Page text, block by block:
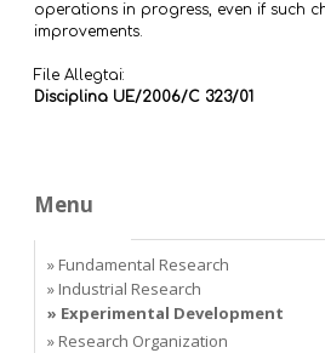
operations in progress, even if such
improvements.
File Allegtai:
Disciplina UE/2006/C 323/01
Menu
» Fundamental Research
» Industrial Research
» Experimental Development
» Research Organization